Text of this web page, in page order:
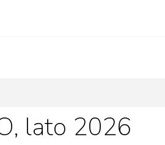
lato 2026